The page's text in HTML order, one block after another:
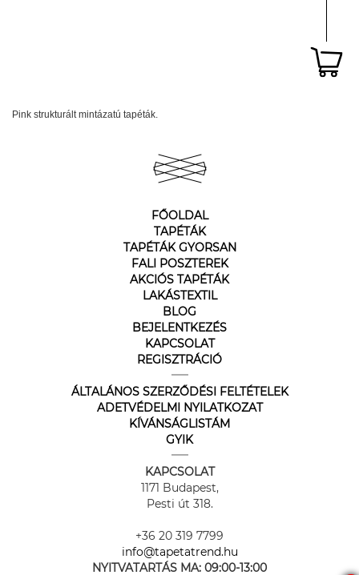
Pink strukturált mintázatú tapéták.
FŐOLDAL
TAPÉTÁK
TAPÉTÁK GYORSAN
FALI POSZTEREK
AKCIÓS TAPÉTÁK
LAKÁSTEXTIL
BLOG
BEJELENTKEZÉS
KAPCSOLAT
REGISZTRÁCIÓ
ÁLTALÁNOS SZERZŐDÉSI FELTÉTELEK
ADETVÉDELMI NYILATKOZAT
KÍVÁNSÁGLISTÁM
GYIK
KAPCSOLAT
1171 Budapest,
Pesti út 318.
+36 20 319 7799
info@tapetatrend.hu
NYITVATARTÁS MA: 09:00-13:00